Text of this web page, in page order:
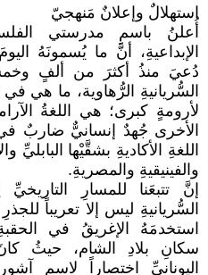
استهلالٌ وإعلانٌ مَنهجيّ
أُعلنُ باسمِ مدرستي
الإبداعيةِ، أنَّ ما يُسمونَهُ
دُعيَ منذُ أكثرَ من ألفٍ
السُّريانيةِ الرُّهاوية، ما هي في
لأرومةٍ كبرى؛ هي اللغةُ
الأخرى جُهدٌ إنسانيٌّ ضاربٌ
اللغةِ الأكاديةِ بشقَّيْها البابليِّ
والفينيقيةِ والمصريةِ.
إنَّ تتبعَنا للمسارِ
السُّريانيةِ ليس إلا تعريباً
استخدمَهُ الإغريقُ في
سكانِ بلادِ الشام، حيثُ
اليونانيِّ اختصاراً لاسمِ